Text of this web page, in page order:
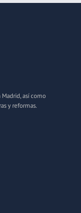
así como
y reformas.